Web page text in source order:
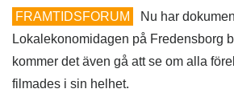
FRAMTIDSFORUM
Nu har
Lokalekonomidagen på Fredensborg
kommer det även gå att se om alla
filmades i sin helhet.